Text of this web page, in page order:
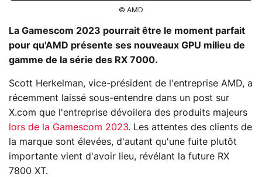
© AMD
La Gamescom 2023 pourrait être le moment parfait
pour qu'AMD présente ses nouveaux GPU milieu de
gamme de la série des RX 7000.
Scott Herkelman, vice-président de l'entreprise AMD, a
récemment laissé sous-entendre dans un post sur
X.com que l'entreprise dévoilera des produits majeurs
lors de la Gamescom 2023. Les attentes des clients de
la marque sont élevées, d'autant qu'une fuite plutôt
importante vient d'avoir lieu, révélant la future RX
7800 XT.